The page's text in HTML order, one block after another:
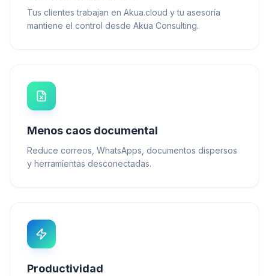
Tus clientes trabajan en Akua.cloud y tu asesoría
mantiene el control desde Akua Consulting.
Menos caos documental
Reduce correos, WhatsApps, documentos dispersos
y herramientas desconectadas.
Productividad